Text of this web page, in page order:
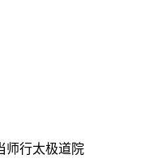
师行太极道院